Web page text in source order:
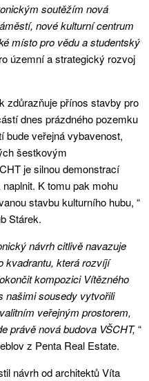
soutěžím nová
nové kulturní centrum
místo pro vědu a studentský
územní a strategický rozvoj
zdůrazňuje přínos stavby pro
dnes prázdného pozemku
bude veřejná vybavenost,
šestkovým
je silnou demonstrací
K tomu pak mohu
stavbu kulturního hubu, “
Stárek.
návrh citlivě navazuje
kvadrantu, která rozvíjí
kompozici Vítězného
našimi sousedy vytvořili
veřejným prostorem,
právě nová budova VŠCHT,“
z Penta Real Estate.
návrh od architektů Víta